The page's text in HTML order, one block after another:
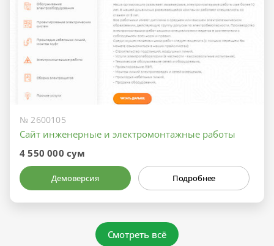
№ 2600105
Сайт инженерные и электромонтажные работы
4 550 000 сум
Демоверсия Подробнее
Смотреть всё